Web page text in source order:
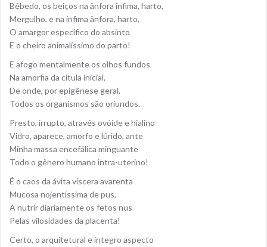
Bêbedo, os beiços na ânfora ínfima, harto,
Mergulho, e na ínfima ânfora, harto,
O amargor específico do absinto
E o cheiro animalíssimo do parto!
E afogo mentalmente os olhos fundos
Na amorfia da cítula inicial,
De onde, por epigênese geral,
Todos os organismos são oriundos.
Presto, irrupto, através ovóide e hialino
Vidro, aparece, amorfo e lúrido, ante
Minha massa encefálica minguante
Todo o gênero humano intra-uterino!
É o caos da ávita víscera avarenta
Mucosa nojentíssima de pus,
A nutrir diariamente os fetos nus
Pelas vilosidades da placenta!
Certo, o arquitetural e íntegro aspecto